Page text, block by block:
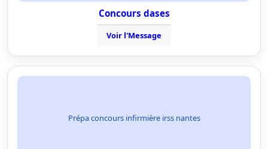
Concours dases
Voir l'Message
Prépa concours infirmière irss nantes